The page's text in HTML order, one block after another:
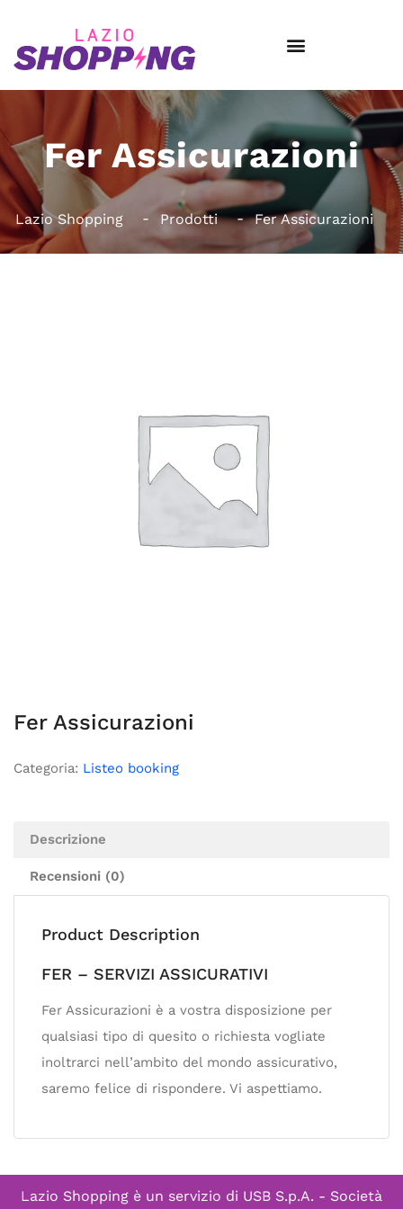
Fer Assicurazioni
Lazio Shopping Prodotti Fer Assicurazioni
Fer Assicurazioni
Categoria: Listeo booking
Descrizione
Recensioni (0)
Product Description
FER – SERVIZI ASSICURATIVI
Fer Assicurazioni è a vostra disposizione per
qualsiasi tipo di quesito o richiesta vogliate
inoltrarci nell’ambito del mondo assicurativo,
saremo felice di rispondere. Vi aspettiamo.
Lazio Shopping è un servizio di USB S.p.A. - Società